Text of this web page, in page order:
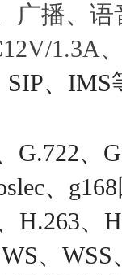
广播、
1.3A
SIP、
G.722、
、
H.263、
、